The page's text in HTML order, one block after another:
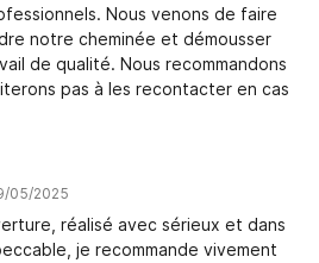
Une
Inscription
Nous venons de faire
notre cheminée et démousser
de qualité. Nous recommandons
pas à les recontacter en cas
05/2025
réalisé avec sérieux et dans
je recommande vivement